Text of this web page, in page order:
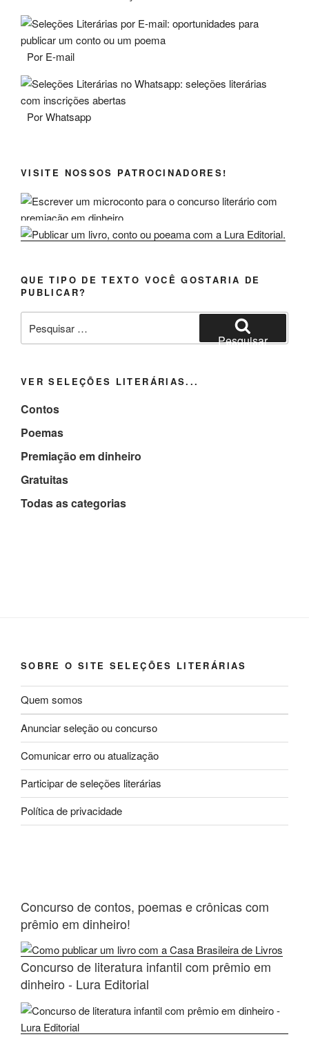
Por E-mail
Por Whatsapp
VISITE NOSSOS PATROCINADORES!
QUE TIPO DE TEXTO VOCÊ GOSTARIA DE
PUBLICAR?
por:
Pesquisar
VER SELEÇÕES LITERÁRIAS...
Contos
Poemas
Premiação em dinheiro
Gratuitas
Todas as categorias
SOBRE O SITE SELEÇÕES LITERÁRIAS
Quem somos
Anunciar seleção ou concurso
Comunicar erro ou atualização
Participar de seleções literárias
Política de privacidade
Concurso de contos, poemas e crônicas com
prêmio em dinheiro!
Concurso de literatura infantil com prêmio em
dinheiro - Lura Editorial